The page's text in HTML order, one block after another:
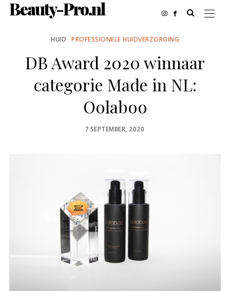
Beauty-Pro.nl
HUID PROFESSIONELE HUIDVERZORGING
DB Award 2020 winnaar
categorie Made in NL:
Oolaboo
POSTED
7 SEPTEMBER, 2020